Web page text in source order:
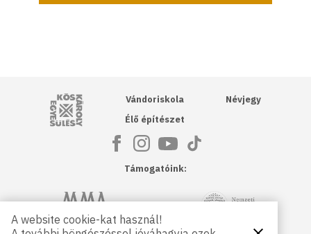
Kós Károly Egyesülés
Vándoriskola
Élő építészet
Névjegy
Támogatóink:
Magyar Művészeti Akadémia NKA
A website cookie-kat használ!